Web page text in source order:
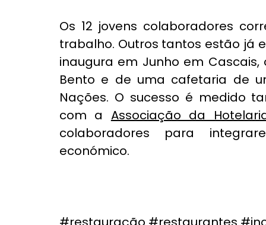
Os 12 jovens colaboradores
trabalho. Outros tantos estão já
inaugura em Junho em
Bento e de uma cafetaria de
Nações. O sucesso é medido
com a Associação da
colaboradores para
económico.